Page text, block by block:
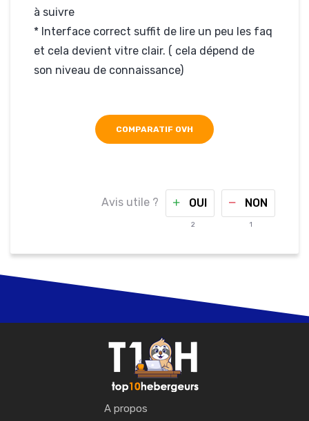
à suivre
* Interface correct suffit de lire un peu les faq
et cela devient vitre clair. ( cela dépend de
son niveau de connaissance)
COMPARATIF OVH
Avis utile ? OUI
2
NON
1
A propos